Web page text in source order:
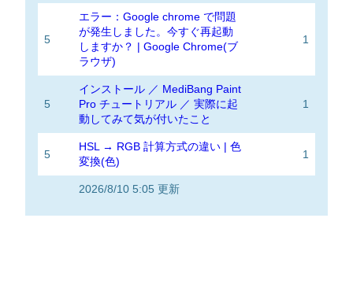
5
エラー：Google chrome で問題
が発生しました。今すぐ再起動
しますか？ | Google Chrome(ブ
ラウザ)
1
5
インストール ／ MediBang Paint
Pro チュートリアル ／ 実際に起
動してみて気が付いたこと
1
5
HSL → RGB 計算方式の違い | 色
変換(色)
1
2026/8/10 5:05 更新